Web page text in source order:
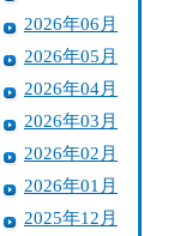
2026年06月
2026年05月
2026年04月
2026年03月
2026年02月
2026年01月
2025年12月